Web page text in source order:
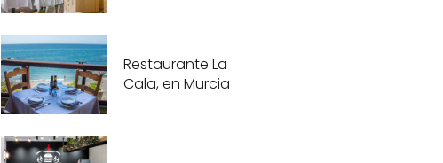
Restaurante La
Cala, en Murcia